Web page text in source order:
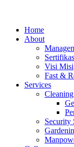
Home
About
Visi Misi
Fast &
Services
Security